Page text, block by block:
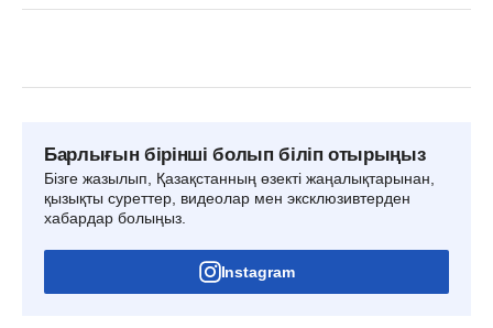
Барлығын бірінші болып біліп отырыңыз
Бізге жазылып, Қазақстанның өзекті жаңалықтарынан,
қызықты суреттер, видеолар мен эксклюзивтерден
хабардар болыңыз.
Instagram